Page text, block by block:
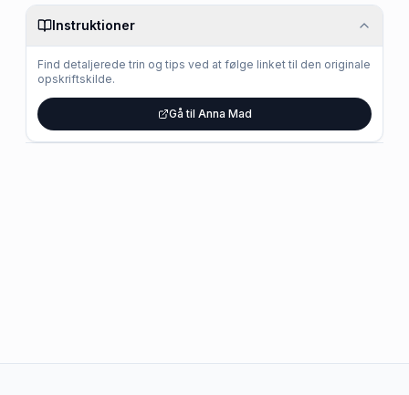
Instruktioner
Find detaljerede trin og tips ved at følge linket til den originale
opskriftskilde.
Gå til Anna Mad